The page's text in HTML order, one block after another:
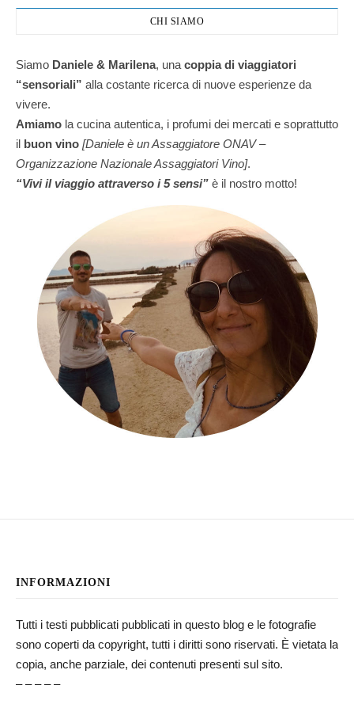
CHI SIAMO
Siamo Daniele & Marilena, una coppia di viaggiatori
“sensoriali” alla costante ricerca di nuove esperienze da
vivere.
Amiamo la cucina autentica, i profumi dei mercati e soprattutto
il buon vino [Daniele è un Assaggiatore ONAV –
Organizzazione Nazionale Assaggiatori Vino].
“Vivi il viaggio attraverso i 5 sensi” è il nostro motto!
INFORMAZIONI
Tutti i testi pubblicati pubblicati in questo blog e le fotografie
sono coperti da copyright, tutti i diritti sono riservati. È vietata la
copia, anche parziale, dei contenuti presenti sul sito.
– – – – –